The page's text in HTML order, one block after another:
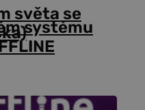
systému
světa se